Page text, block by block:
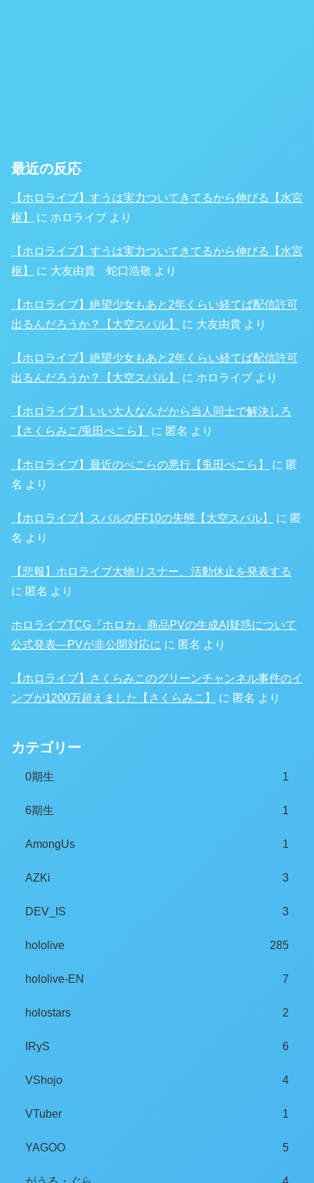
最近の反応
【ホロライブ】すうは実力ついてきてるから伸びる【水宮
枢】
に ホロライブ より
【ホロライブ】すうは実力ついてきてるから伸びる【水宮
枢】
に 大友由貴 蛇口浩敬 より
【ホロライブ】絶望少女もあと2年くらい経てば配信許可
出るんだろうか？【大空スバル】
に 大友由貴 より
【ホロライブ】絶望少女もあと2年くらい経てば配信許可
出るんだろうか？【大空スバル】
に ホロライブ より
【ホロライブ】いい大人なんだから当人同士で解決しろ
【さくらみこ/兎田ぺこら】
に 匿名 より
【ホロライブ】最近のぺこらの悪行【兎田ぺこら】 に 匿
名 より
【ホロライブ】スバルのFF10の失態【大空スバル】 に 匿
名 より
【悲報】ホロライブ大物リスナー、活動休止を発表する
に 匿名 より
ホロライブTCG『ホロカ』商品PVの生成AI疑惑について
公式発表―PVが非公開対応に に 匿名 より
【ホロライブ】さくらみこのグリーンチャンネル事件のイ
ンプが1200万超えました【さくらみこ】
に 匿名 より
カテゴリー
0期生 1
6期生 1
AmongUs 1
AZKi 3
DEV_IS 3
hololive 285
hololive-EN 7
holostars 2
IRyS 6
VShojo 4
VTuber 1
YAGOO 5